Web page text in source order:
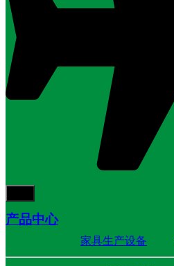
产品中心
家具生产设备